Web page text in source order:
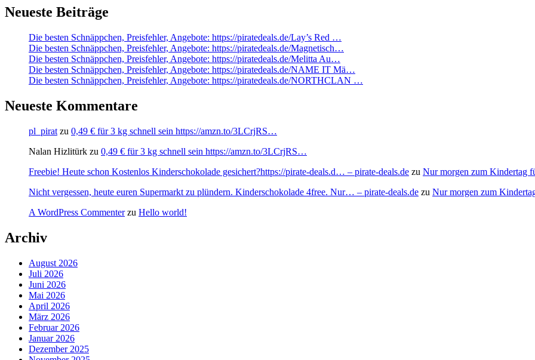
Neueste Beiträge
Die besten Schnäppchen, Preisfehler, Angebote: https://piratedeals.de/Lay’s Red …
Die besten Schnäppchen, Preisfehler, Angebote: https://piratedeals.de/Magnetisch…
Die besten Schnäppchen, Preisfehler, Angebote: https://piratedeals.de/Melitta Au…
Die besten Schnäppchen, Preisfehler, Angebote: https://piratedeals.de/NAME IT Mä…
Die besten Schnäppchen, Preisfehler, Angebote: https://piratedeals.de/NORTHCLAN …
Neueste Kommentare
pl_pirat zu 0,49 € für 3 kg schnell sein https://amzn.to/3LCrjRS…
Nalan Hizlitürk zu 0,49 € für 3 kg schnell sein https://amzn.to/3LCrjRS…
Freebie! Heute schon Kostenlos Kinderschokolade gesichert?https://pirate-deals.d… – pirate-deals.de zu Nur morgen zum Kindertag
Nicht vergessen, heute euren Supermarkt zu plündern. Kinderschokolade 4free. Nur… – pirate-deals.de zu Nur morgen zum
A WordPress Commenterzu Hello world!
Archiv
August 2026
Juli 2026
Juni 2026
Mai 2026
April 2026
März 2026
Februar 2026
Januar 2026
Dezember 2025